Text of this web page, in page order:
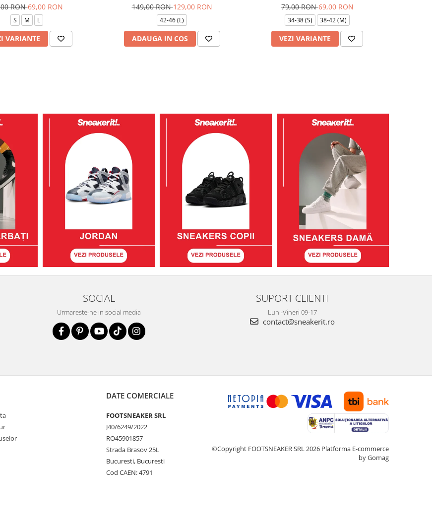
RON69,00 RON
S M L
VARIANTE
149,00 RON129,00 RON
42-46 (L)
ADAUGA IN COS
79,00 RON69,00 RON
34-38 (S) 38-42 (M)
VEZI VARIANTE
SOCIAL
Urmareste-ne in social media
SUPORT CLIENTI
Luni-Vineri 09-17
contact@sneakerit.ro
DATE COMERCIALE
FOOTSNEAKER SRL
J40/6249/2022
RO45901857
Strada Brasov 25L
Bucuresti, Bucuresti
Cod CAEN: 4791
©Copyright FOOTSNEAKER SRL 2026 Platforma E-commerce
by Gomag